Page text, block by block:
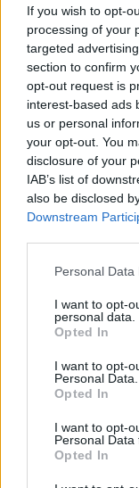
If you wish to opt-
processing of your
targeted
section to confirm
opt-out request is
interest-based ads
us or personal
your opt-out. You
disclosure of your
IAB’s list of
also be disclosed
Downstream
Please note that
not limited to your
grant or deny
use your data for
consent section.
Personal
I want to opt-
personal data.
Opted In
I want to opt-
Personal Data.
Opted In
I want to opt-
Personal Data
Opted In
leleten a